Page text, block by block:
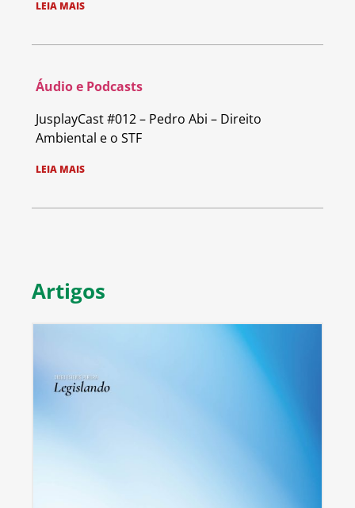
LEIA MAIS
Áudio e Podcasts
JusplayCast #012 – Pedro Abi – Direito
Ambiental e o STF
LEIA MAIS
Artigos